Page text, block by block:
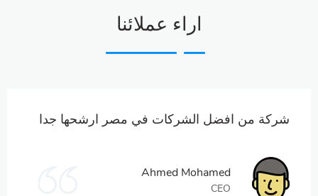
اراء عملائنا
شركة من افضل الشركات في مصر ارشحها جدا
Ahmed Mohamed
CEO